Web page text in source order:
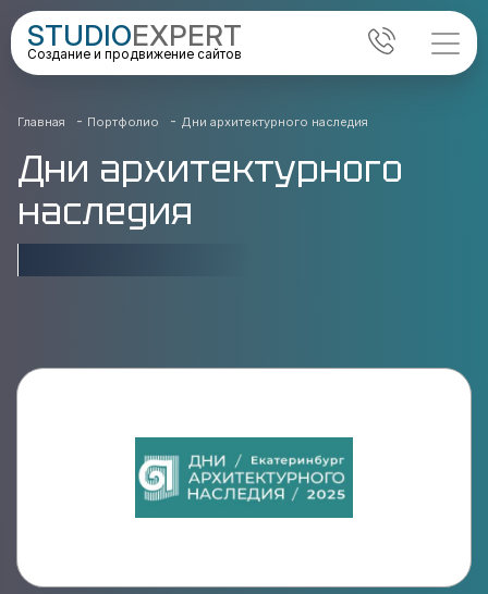
STUDIOEXPERT
Создание и продвижение сайтов
Главная - Портфолио - Дни архитектурного наследия
Дни архитектурного
наследия